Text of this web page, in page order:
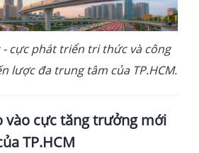
- cực phát triển tri thức và công
lược đa trung tâm của TP.HCM.
vào cực tăng trưởng mới
TP.HCM